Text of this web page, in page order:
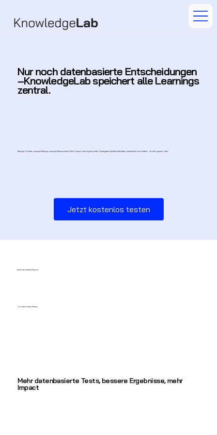
Jetzt kostenlos testen
Weniger Sucherei, weniger Meetings, weniger Wissensverlust. Mehr Speed, mehr Impact. Jedes Testergebnis bleibt auffindbar, verständlich und nutzbar – für dein ganzes Team.
Nur noch datenbasierte Entscheidungen
–KnowledgeLab speichert alle Learnings
zentral.
Nicht der nächste Report
Sondern echtes Wissen
Mehr datenbasierte Tests, bessere Ergebnisse, mehr
Impact